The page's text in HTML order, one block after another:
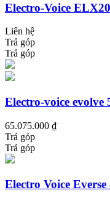
Electro-Voice
Liên hệ
Trả góp
Trả góp
Electro-voice evolve
65.075.000 ₫
Trả góp
Trả góp
Electro Voice Everse